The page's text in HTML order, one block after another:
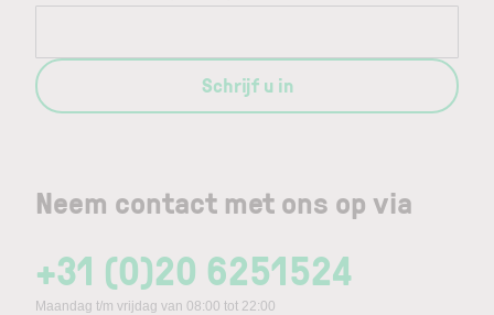
probeert hiernaast complexe financiële begrippen
populair zijn bij een breed publiek vanwege hun
toegankelijkheid en praktische benadering.
Neem contact met ons op via
+31 (0)20 6251524
Maandag t/m vrijdag van 08:00 tot 22:00
Schrijf u in